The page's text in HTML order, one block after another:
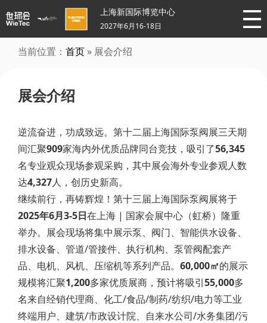
上海新国际博览中心
2027年6月16-18日
当前位置： 首页 » 展会介绍
展会介绍
逆流奋进，功成致远。第十二届上海国际泵阀展三天期
间汇聚909家海内外优质品牌同台竞技，吸引了56,345
名专业观众现场参观采购，其中展会海外专业参观人数
达4,327人，创历史新高。
继续前行，再铸辉煌！第十三届上海国际泵阀展将于
2025年6月3-5日在上海 | 国家会展中心（虹桥）隆重
举办。展会现场将集中展示泵、阀门、智能供水设备、
排水设备、管道/管接件、执行机构、泵管阀配套产
品、电机、风机、压缩机等系列产品。 60,000㎡的展示
规模将汇聚1,200多家优质展商，预计将吸引55,000多
名来自经销代理商、化工/食品/制药/纺织/电力等工业
终端用户、建筑/市政设计院、自来水公司/水务集团/污